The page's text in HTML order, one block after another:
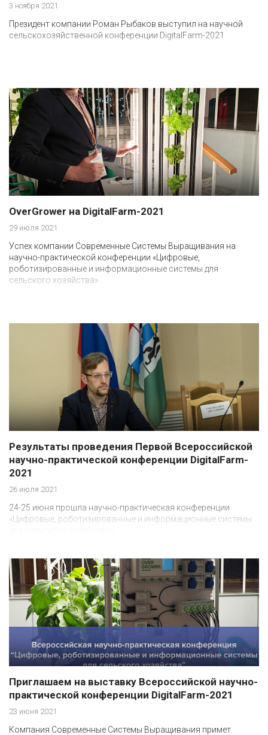
3 ноября 2021
Президент компании Роман Рыбаков выступил на научной
сельскохозяйственной конференции DigitalFarm-2021
OverGrower на DigitalFarm-2021
29 июля 2021
Успех компании Современные Системы Выращивания на
научно-практической конференции «Цифровые,
роботизированные и информационные системы для
сельского хозяйства».
Результаты проведения Первой Всероссийской
научно-практической конференции DigitalFarm-
2021
26 июля 2021
24-25 июня прошла научно-практическая конференции
«Цифровые, роботизированные и информационные системы
Приглашаем на выставку Всероссийской научно-
практической конференции DigitalFarm-2021
23 июня 2021
Компания Современные Системы Выращивания примет